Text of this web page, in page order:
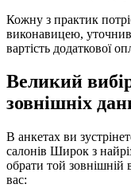
Кожну з практик
виконавицею,
вартість додаткової
Великий
зовнішніх
В анкетах ви
салонів Широк з
обрати той
вас: